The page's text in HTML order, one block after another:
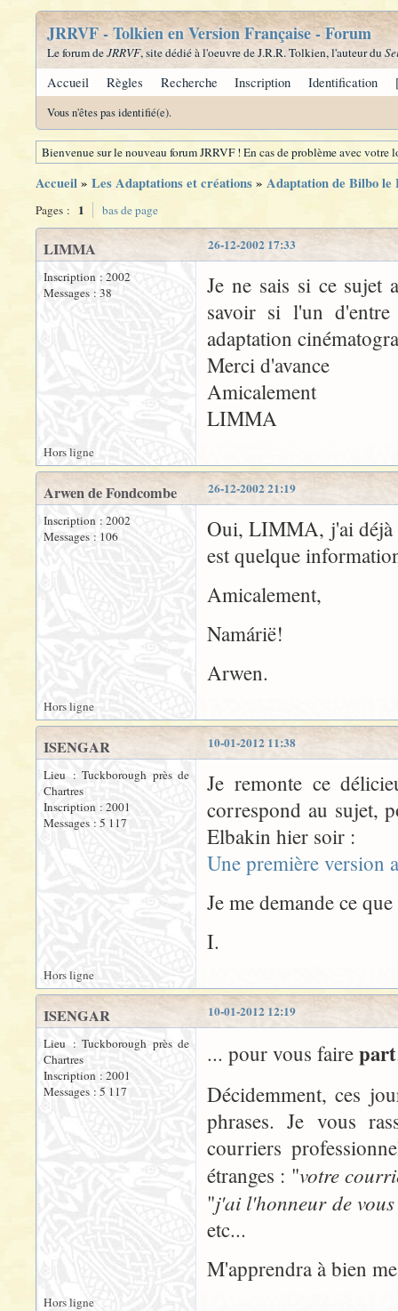
JRRVF - Tolkien en Version Française - Forum
Le forum deJRRVF, site dédié à l'oeuvre de J.R.R. Tolkien, l'auteur du
Accueil Règles Recherche Inscription Identification
Vous n'êtes pas identifié(e).
Bienvenue sur le nouveau forum JRRVF ! En cas de problème avec
Accueil» Les Adaptations et créations» Adaptation de Bilbo le
Pages : 1 bas de page
26-12-2002 17:33
LIMMA
Inscription : 2002
Messages : 38
Je ne sais si ce sujet
savoir si l'un d'entre
adaptation
Merci d'avance
Amicalement
LIMMA
Hors ligne
26-12-2002 21:19
Arwen de Fondcombe
Inscription : 2002
Messages : 106
Oui, LIMMA, j'ai déjà
est quelque
Amicalement,
Namárië!
Arwen.
Hors ligne
10-01-2012 11:38
ISENGAR
Lieu : Tuckborough près de
Chartres
Inscription : 2001
Messages : 5 117
Je remonte ce
correspond au sujet,
Elbakin hier soir :
Une première version
Je me demande ce
I.
Hors ligne
10-01-2012 12:19
ISENGAR
Lieu : Tuckborough près de
Chartres
Inscription : 2001
Messages : 5 117
... pour vous faire part
Décidemment, ces
phrases. Je vous
courriers
étranges : "votre
"j'ai l'honneur de
etc...
M'apprendra à bien
Hors ligne